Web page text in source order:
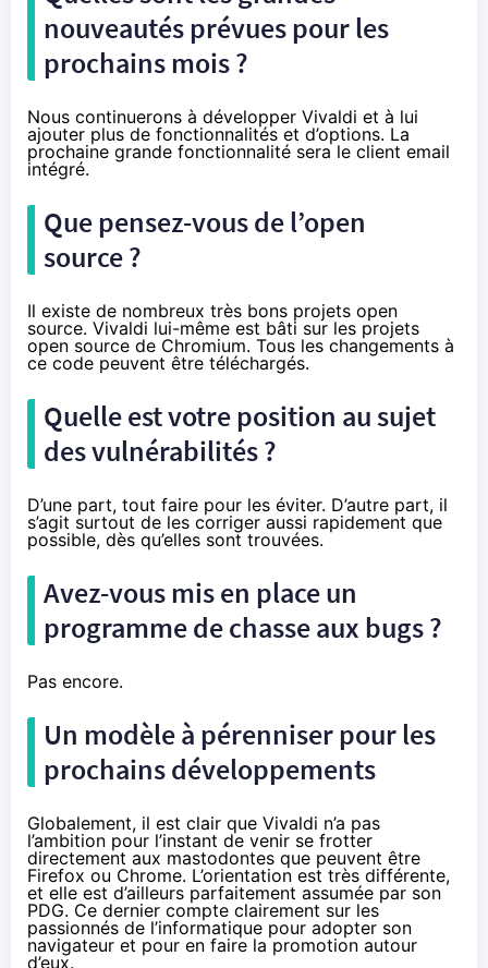
nouveautés prévues pour les
prochains mois ?
Nous continuerons à développer Vivaldi et à lui
ajouter plus de fonctionnalités et d’options. La
prochaine grande fonctionnalité sera le client email
intégré.
Que pensez-vous de l’open
source ?
Il existe de nombreux très bons projets open
source. Vivaldi lui-même est bâti sur les projets
open source de Chromium. Tous les changements à
ce code peuvent être téléchargés.
Quelle est votre position au sujet
des vulnérabilités ?
D’une part, tout faire pour les éviter. D’autre part, il
s’agit surtout de les corriger aussi rapidement que
possible, dès qu’elles sont trouvées.
Avez-vous mis en place un
programme de chasse aux bugs ?
Pas encore.
Un modèle à pérenniser pour les
prochains développements
Globalement, il est clair que Vivaldi n’a pas
l’ambition pour l’instant de venir se frotter
directement aux mastodontes que peuvent être
Firefox ou Chrome. L’orientation est très différente,
et elle est d’ailleurs parfaitement assumée par son
PDG. Ce dernier compte clairement sur les
passionnés de l’informatique pour adopter son
navigateur et pour en faire la promotion autour
d’eux.